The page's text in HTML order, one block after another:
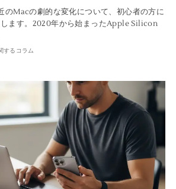
のMacの劇的な変化について、初心者の方に
します。2020年から始まったApple Silicon
するコラム